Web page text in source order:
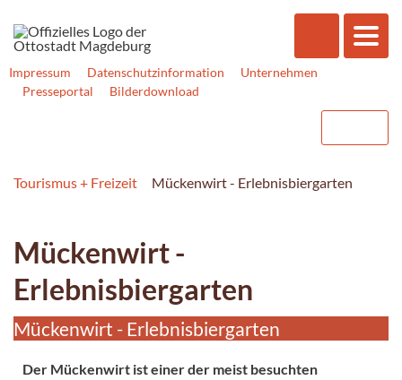
Impressum Datenschutzinformation
Unternehmen
Presseportal
Bilderdownload
Tourismus + Freizeit Mückenwirt - Erlebnisbiergarten
Mückenwirt -
Erlebnisbiergarten
Mückenwirt - Erlebnisbiergarten
Der Mückenwirt ist einer der meist besuchten